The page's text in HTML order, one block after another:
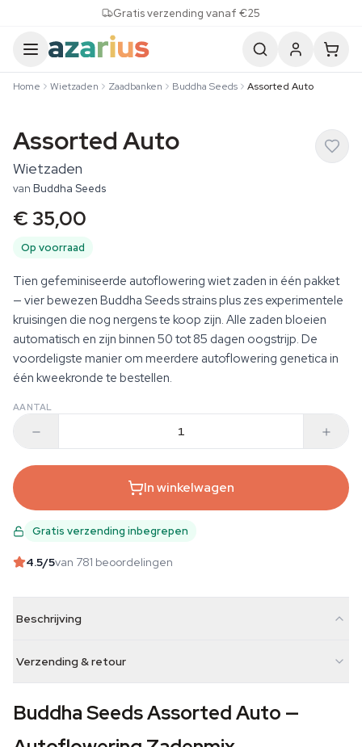
Gratis verzending vanaf €25
Home Wietzaden Zaadbanken Buddha Seeds Assorted Auto
Assorted Auto
Wietzaden
van Buddha Seeds
€ 35,00
Op voorraad
Tien gefeminiseerde autoflowering wiet zaden in één pakket
— vier bewezen Buddha Seeds strains plus zes experimentele
kruisingen die nog nergens te koop zijn. Alle zaden bloeien
automatisch en zijn binnen 50 tot 85 dagen oogstrijp. De
voordeligste manier om meerdere autoflowering genetica in
één kweekronde te bestellen.
AANTAL
In winkelwagen
Gratis verzending inbegrepen
4.5/5van 781 beoordelingen
Beschrijving
Verzending & retour
Buddha Seeds Assorted Auto —